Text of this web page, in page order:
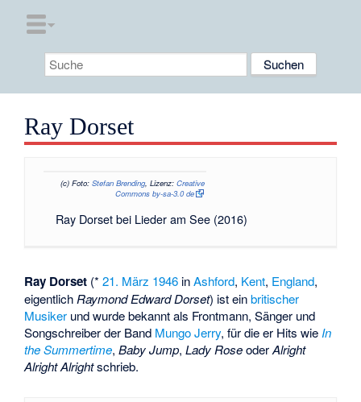
Ray Dorset
(c)Foto:Stefan Brending, Lizenz:Creative
Commons by-sa-3.0 de
Ray Dorset bei Lieder am See (2016)
Ray Dorset (*21. März 1946 inAshford, Kent, England,
eigentlichRaymond Edward Dorset) ist einbritischer
Musiker und wurde bekannt als Frontmann, Sänger und
Songschreiber der Band Mungo Jerry, für die er Hits wieIn
the Summertime,Baby Jump,Lady RoseoderAlright
Alright Alrightschrieb.